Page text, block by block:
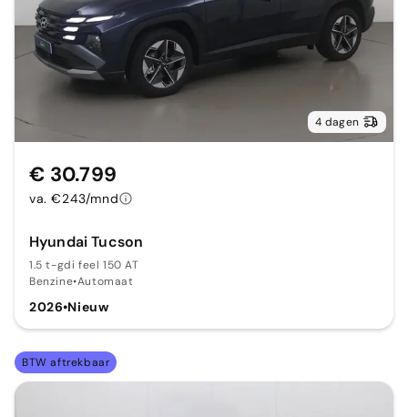
4 dagen
Hyundai Tucson
1.5 t-gdi feel 150 AT
Benzine•Automaat
2026•Nieuw
€ 30.799
va. €243/mnd
BTW aftrekbaar